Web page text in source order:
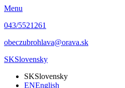
Menu
043/5521261
obeczubrohlava@orava.sk
SKSlovensky
SKSlovensky
ENEnglish